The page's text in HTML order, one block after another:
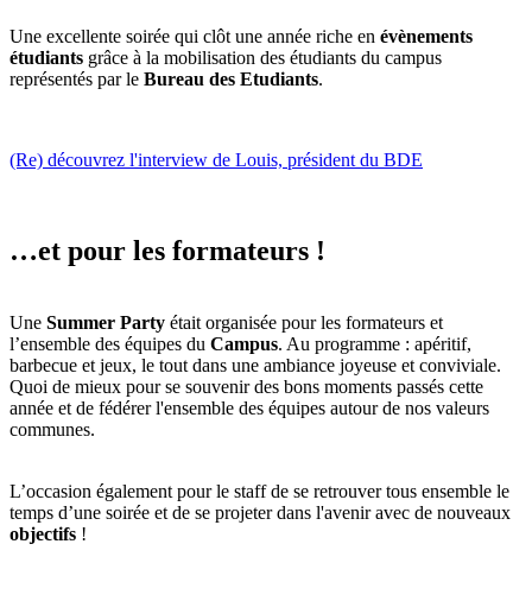
Une excellente soirée qui clôt une année riche en évènements
étudiants grâce à la mobilisation des étudiants du campus
représentés par le Bureau des Etudiants.
(Re) découvrez l'interview de Louis, président du BDE
…et pour les formateurs !
Une Summer Party était organisée pour les formateurs et
l’ensemble des équipes du Campus. Au programme : apéritif,
barbecue et jeux, le tout dans une ambiance joyeuse et conviviale.
Quoi de mieux pour se souvenir des bons moments passés cette
année et de fédérer l'ensemble des équipes autour de nos valeurs
communes.
L’occasion également pour le staff de se retrouver tous ensemble le
temps d’une soirée et de se projeter dans l'avenir avec de nouveaux
objectifs !